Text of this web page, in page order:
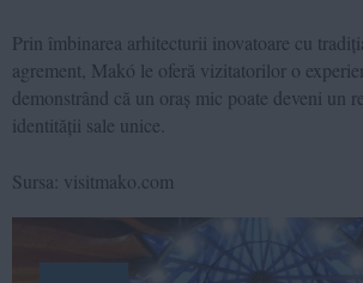
Prin îmbinarea arhitecturii inovatoare cu
agrement, Makó le oferă vizitatorilor o
demonstrând că un oraș mic poate deveni un
identității sale unice.
Sursa: visitmako.com